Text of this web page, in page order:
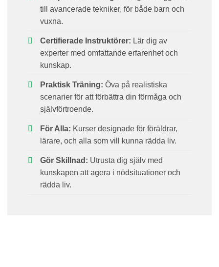
till avancerade tekniker, för både barn och
vuxna.
Certifierade Instruktörer: Lär dig av
experter med omfattande erfarenhet och
kunskap.
Praktisk Träning: Öva på realistiska
scenarier för att förbättra din förmåga och
självförtroende.
För Alla: Kurser designade för föräldrar,
lärare, och alla som vill kunna rädda liv.
Gör Skillnad: Utrusta dig själv med
kunskapen att agera i nödsituationer och
rädda liv.